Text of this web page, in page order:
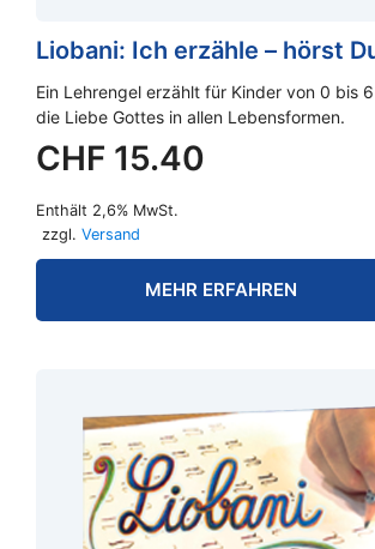
Liobani: Ich erzähle – hörst
Ein Lehrengel erzählt für Kinder von 0 bis
die Liebe Gottes in allen Lebensformen.
CHF 15.40
Enthält 2,6% MwSt.
zzgl. Versand
MEHR ERFAHREN